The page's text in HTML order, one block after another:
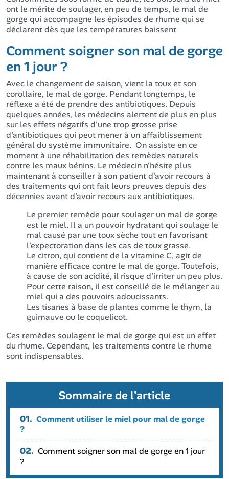
ont le mérite de soulager, en peu de temps, le mal de
gorge qui accompagne les épisodes de rhume qui se
déclarent dès que les températures baissent
Comment soigner son mal de gorge
en 1 jour ?
Avec le changement de saison, vient la toux et son
corollaire, le mal de gorge. Pendant longtemps, le
réflexe a été de prendre des antibiotiques. Depuis
quelques années, les médecins alertent de plus en plus
sur les effets négatifs d'une trop grosse prise
d'antibiotiques qui peut mener à un affaiblissement
général du système immunitaire. On assiste en ce
moment à une réhabilitation des remèdes naturels
contre les maux bénins. Le médecin n'hésite plus
maintenant à conseiller à son patient d'avoir recours à
des traitements qui ont fait leurs preuves depuis des
décennies avant d'avoir recours aux antibiotiques.
Le premier remède pour soulager un mal de gorge
est le miel. Il a un pouvoir hydratant qui soulage le
mal causé par une toux sèche tout en favorisant
l'expectoration dans les cas de toux grasse.
Le citron, qui contient de la vitamine C, agit de
manière efficace contre le mal de gorge. Toutefois,
à cause de son acidité, il risque d'irriter un peu plus.
Pour cette raison, il est conseillé de le mélanger au
miel qui a des pouvoirs adoucissants.
Les tisanes à base de plantes comme le thym, la
guimauve ou le coquelicot.
Ces remèdes soulagent le mal de gorge qui est un effet
du rhume. Cependant, les traitements contre le rhume
sont indispensables.
Sommaire de l'article
01. Comment utiliser le miel pour mal de gorge
?
02. Comment soigner son mal de gorge en 1 jour
?